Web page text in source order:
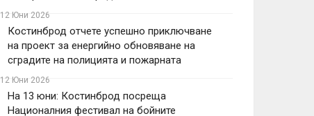
12 Юни 2026
Костинброд отчете успешно приключване
на проект за енергийно обновяване на
сградите на полицията и пожарната
12 Юни 2026
На 13 юни: Костинброд посреща
Националния фестивал на бойните